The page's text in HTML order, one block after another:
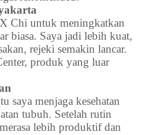
Chi untuk meningkatkan
biasa. Saya jadi lebih kuat,
rejeki semakin lancar.
produk yang luar
saya menjaga kesehatan
tubuh. Setelah rutin
lebih produktif dan